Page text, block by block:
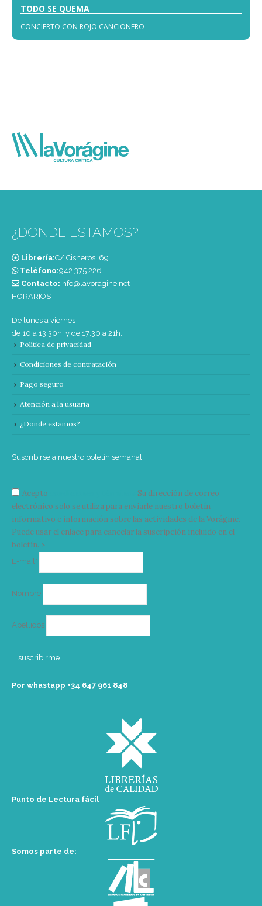
TODO SE QUEMA
CONCIERTO CON ROJO CANCIONERO
¿DONDE ESTAMOS?
Librería:C/ Cisneros, 69
Teléfono:‭942 375 226‬
Contacto:info@lavoragine.net
HORARIOS
De lunes a viernes
de 10 a 13:30h. y de 17:30 a 21h.
Política de privacidad
Condiciones de contratación
Pago seguro
Atención a la usuaria
¿Donde estamos?
Suscribirse a nuestro boletín semanal
Acepto
Su dirección de correo
electrónico solo se utiliza para enviarle nuestro boletín
informativo e información sobre las actividades de la Vorágine.
Puede usar el enlace para cancelar la suscripción incluido en el
boletín. >
E-mail*
Nombre
Apellidos
Por whastapp +34 ‭647 961 848‬
Punto de Lectura fácil
Somos parte de: